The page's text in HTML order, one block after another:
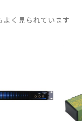
よく見られています